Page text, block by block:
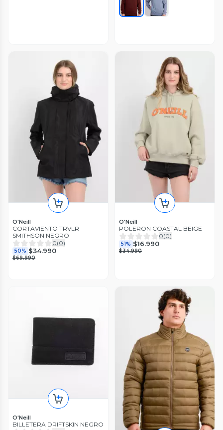
O'Neill
CORTAVIENTO TRVLR
SMITHSON NEGRO
0(0)
50% $34.990
$69.990
O'Neill
POLERON COASTAL BEIGE
0(0)
51% $16.990
$34.990
O'Neill
BILLETERA DRIFTSKIN NEGRO